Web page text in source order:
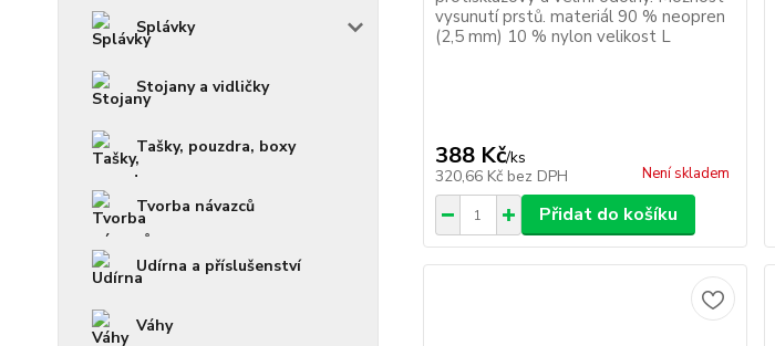
Splávky
Stojany a vidličky
Tašky, pouzdra, boxy
Tvorba návazců
Udírna a příslušenství
Váhy
vysunutí prstů. materiál 90 % neopren
(2,5 mm) 10 % nylon velikost L
388 Kč/ks
320,66 Kč bez DPH Není skladem
Přidat do košíku